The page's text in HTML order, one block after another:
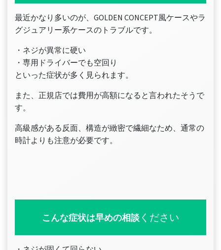
最近かなり多いのが、GOLDEN CONCEPT風ケースやラ
グジュアリー系ケースのトラブルです。
・ネジが異常に硬い
・専用ドライバーでも空回り
といった症状が多く見られます。
また、正規店では費用が高額になると言われたそうで
す。
高級感がある反面、構造が緻密で繊細なため、通常の
時計よりも注意が必要です。
こんな症状は早めの相談 ください